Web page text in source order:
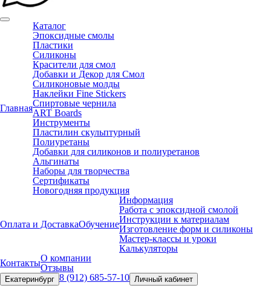
Главная
Каталог
Эпоксидные смолы
Пластики
Силиконы
Красители для смол
Добавки и Декор для Смол
Силиконовые молды
Наклейки Fine Stickers
Спиртовые чернила
ART Boards
Инструменты
Пластилин скульптурный
Полиуретаны
Добавки для силиконов и полиуретанов
Альгинаты
Наборы для творчества
Сертификаты
Новогодняя продукция
Оплата и ДоставкаОбучение
Информация
Работа с эпоксидной смолой
Инструкции к материалам
Изготовление форм и силиконы
Мастер-классы и уроки
Калькуляторы
КонтактыО компании
Отзывы
Екатеринбург 8 (912) 685-57-10 Личный кабинет